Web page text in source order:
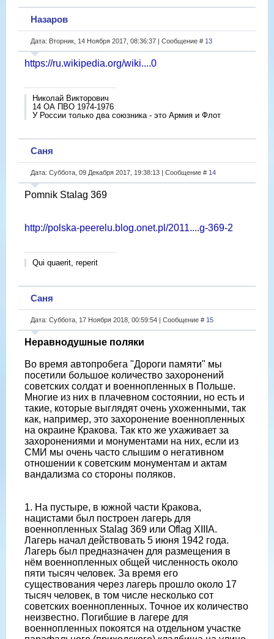
Назаров
Дата: Вторник, 14 Ноября 2017, 08:36:37 | Сообщение # 13
https://ru.wikipedia.org/wiki....0
Николай Викторович
14 ОА ПВО 1974-1976
У России только два союзника - это Армия и Флот
Саня
Дата: Суббота, 09 Декабря 2017, 19:38:13 | Сообщение # 14
Pomnik Stalag 369
http://polska-peerelu.blog.onet.pl/2011....g-369-2
Qui quaerit, reperit
Саня
Дата: Суббота, 17 Ноября 2018, 00:59:54 | Сообщение # 15
Неравнодушные поляки
Во время автопробега "Дороги памяти" мы
посетили большое количество захоронений
советских солдат и военнопленных в Польше.
Многие из них в плачевном состоянии, но есть и
такие, которые выглядят очень ухоженными, так
как, например, это захоронение военнопленных
на окраине Кракова. Так кто же ухаживает за
захоронениями и монументами на них, если из
СМИ мы очень часто слышим о негативном
отношении к советским монументам и актам
вандализма со стороны поляков.
1. На пустыре, в южной части Кракова,
нацистами был построен лагерь для
военнопленных Stalag 369 или Oflag XIIIA.
Лагерь начал действовать 5 июня 1942 года.
Лагерь был предназначен для размещения в
нём военнопленных общей численность около
пяти тысяч человек. За время его
существования через лагерь прошло около 17
тысяч человек, в том числе несколько сот
советских военнопленных. Точное их количество
неизвестно. Погибшие в лагере для
военнопленных покоятся на отдельном участке